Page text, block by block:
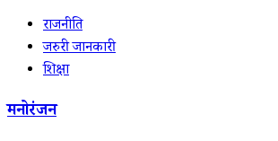
राजनीति
जरुरी जानकारी
शिक्षा
मनोरंजन